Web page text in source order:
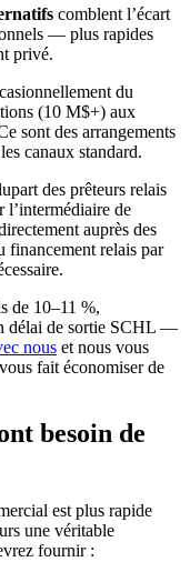
comblent l’écart
— plus rapides
privé.
du
(10 M$+) aux
sont des arrangements
canaux standard.
des prêteurs relais
l’intermédiaire de
auprès des
financement relais par
de 10–11 %,
délai de sortie SCHL —
nous et nous vous
fait économiser de
besoin de
est plus rapide
une véritable
fournir :